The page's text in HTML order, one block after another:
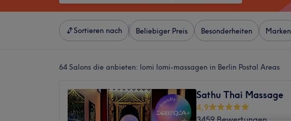
Sortieren nach Beliebiger Preis Besonderheiten Marken
64 Salons die anbieten: lomi lomi-massagen in Berlin Postal Areas
Sathu Thai Massage
4,9